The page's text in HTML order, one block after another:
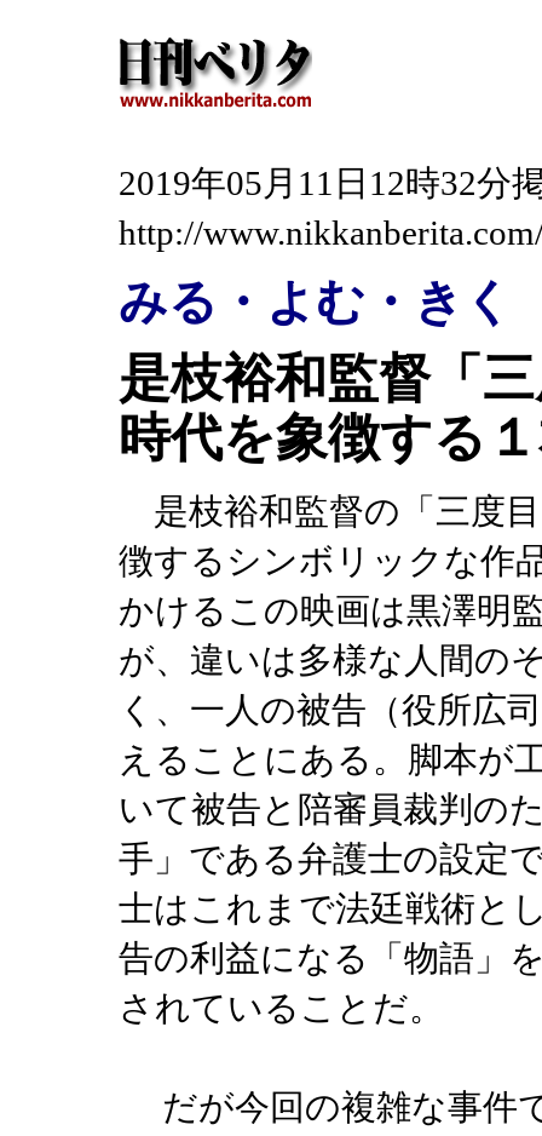
2019年05月11日12時32
http://
みる・よむ・きく
是枝裕和監督「
時代を象徴する
是枝裕和監督の「三度
徴するシンボリックな作
かけるこの映画は黒澤明
が、違いは多様な人間の
く、一人の被告（役所広
えることにある。脚本が
いて被告と陪審員裁判の
手」である弁護士の設定
士はこれまで法廷戦術と
告の利益になる「物語」
されていることだ。
だが今回の複雑な事件